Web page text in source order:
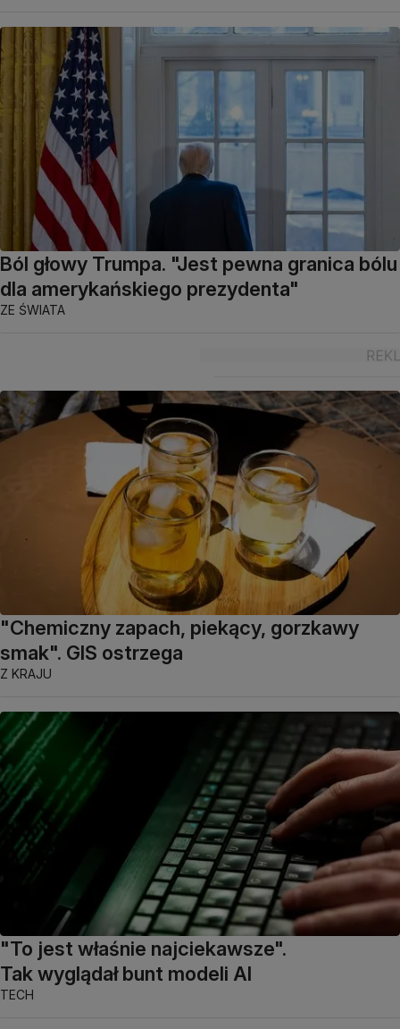
Ból głowy Trumpa. "Jest pewna granica bólu
dla amerykańskiego prezydenta"
ZE ŚWIATA
"Chemiczny zapach, piekący, gorzkawy
smak". GIS ostrzega
Z KRAJU
"To jest właśnie najciekawsze".
Tak wyglądał bunt modeli AI
TECH